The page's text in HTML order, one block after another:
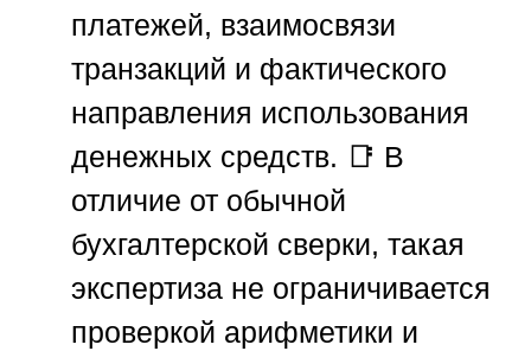
платежей, взаимосвязи
транзакций и фактического
направления использования
денежных средств. 📑 В
отличие от обычной
бухгалтерской сверки, такая
экспертиза не ограничивается
проверкой арифметики и